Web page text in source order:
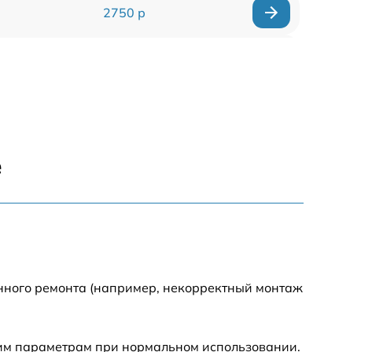
2750 р
ремонта (например, некорректный монтаж
параметрам при нормальном использовании.